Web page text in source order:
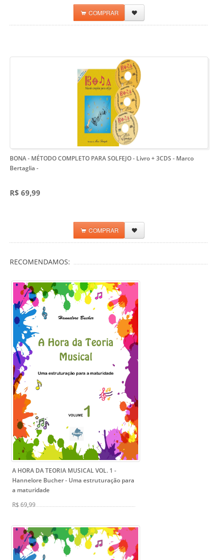
COMPRAR
BONA - MÉTODO COMPLETO PARA SOLFEJO - Livro + 3CDS - Marco
Bertaglia -
R$ 69,99
COMPRAR
RECOMENDAMOS:
A HORA DA TEORIA MUSICAL VOL. 1 -
Hannelore Bucher- Uma estruturação para
a maturidade
R$ 69,99